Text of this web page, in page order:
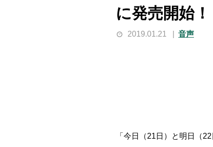
に発売開始！
2019.01.21 音声
「今日（21日）と明日（